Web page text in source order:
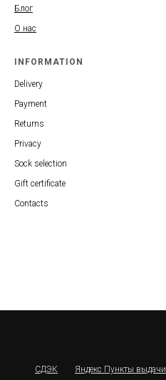
Блог
О нас
INFORMATION
Delivery
Payment
Returns
Privacy
Sock selection
Gift certificate
Contacts
СДЭК Яндекс Пункты выдачи